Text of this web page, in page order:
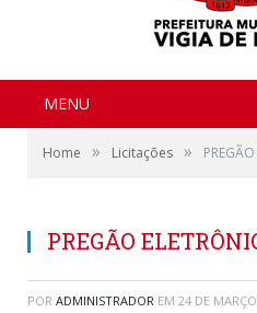
MENU
Home » Licitações »
PREGÃO
POR ADMINISTRADOR EM 24 DE